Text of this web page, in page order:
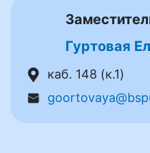
Гуртовая
каб. 148 (к.1)